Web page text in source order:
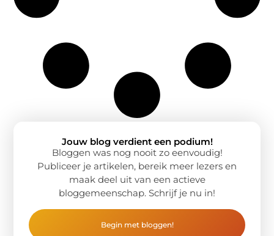
Jouw blog verdient een podium!
Bloggen was nog nooit zo eenvoudig!
Publiceer je artikelen, bereik meer lezers en
maak deel uit van een actieve
bloggemeenschap. Schrijf je nu in!
Begin met bloggen!